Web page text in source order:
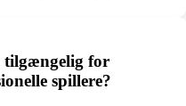
tilgængelig for
spillere?